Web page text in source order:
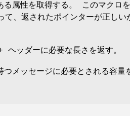
る属性を取得する。 このマクロ
て、返されたポインターが正しい
ッダーに必要な長さを返す。
つメッセージに必要とされる容量